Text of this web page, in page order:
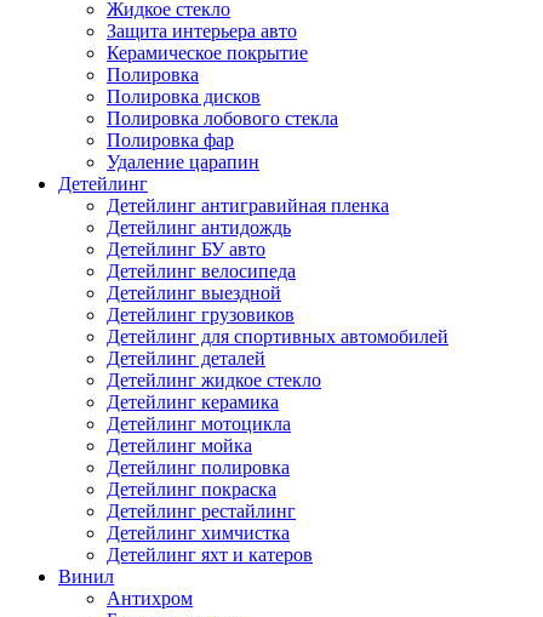
Жидкое стекло
Защита интерьера авто
Керамическое покрытие
Полировка
Полировка дисков
Полировка лобового стекла
Полировка фар
Удаление царапин
Детейлинг
Детейлинг антигравийная пленка
Детейлинг антидождь
Детейлинг БУ авто
Детейлинг велосипеда
Детейлинг выездной
Детейлинг грузовиков
Детейлинг для спортивных автомобилей
Детейлинг деталей
Детейлинг жидкое стекло
Детейлинг керамика
Детейлинг мотоцикла
Детейлинг мойка
Детейлинг полировка
Детейлинг покраска
Детейлинг рестайлинг
Детейлинг химчистка
Детейлинг яхт и катеров
Винил
Антихром